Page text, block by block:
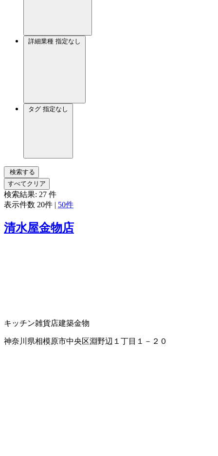
詳細業種 指定なし
タグ 指定なし
検索する
すべてクリア
検索結果: 27 件
表示件数 20件 | 50件
清水屋金物店
キッチン雑貨店建築金物
神奈川県相模原市中央区淵野辺１丁目１－２０